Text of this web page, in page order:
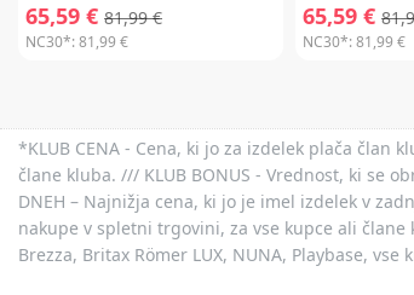
65,59 € 81,99 €
NC30*:81,99 €
65,59 €
NC30*:81,99 €
*KLUB CENA - Cena, ki jo za izdelek plača član
člane kluba. /// KLUB BONUS - Vrednost, ki se
DNEH – Najnižja cena, ki jo je imel izdelek v
nakupe v spletni trgovini, za vse kupce ali člane
Brezza, Britax Römer LUX, NUNA, Playbase,